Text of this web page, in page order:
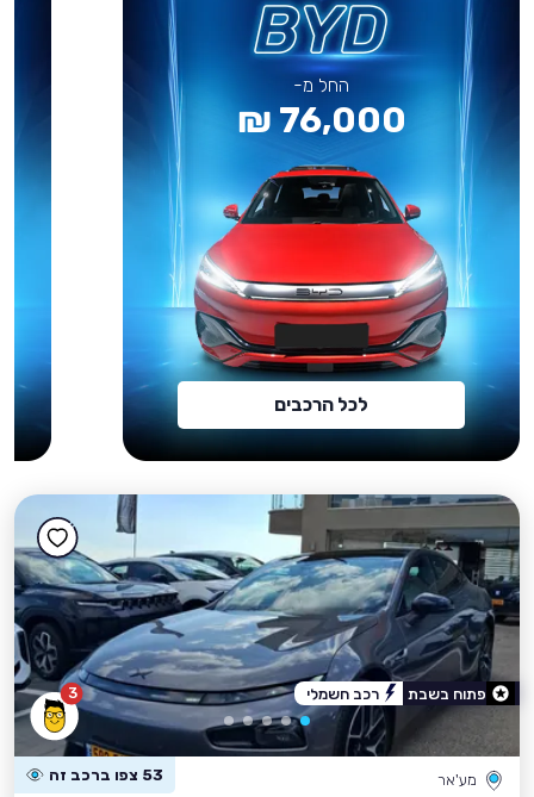
החל מ-
76,000 ₪
לכל הרכבים
3
מע'אר 53 צפו ברכב זה
פתוח בשבת רכב חשמלי